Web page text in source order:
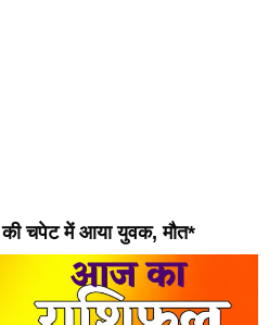
चपेट में आया युवक, मौत*